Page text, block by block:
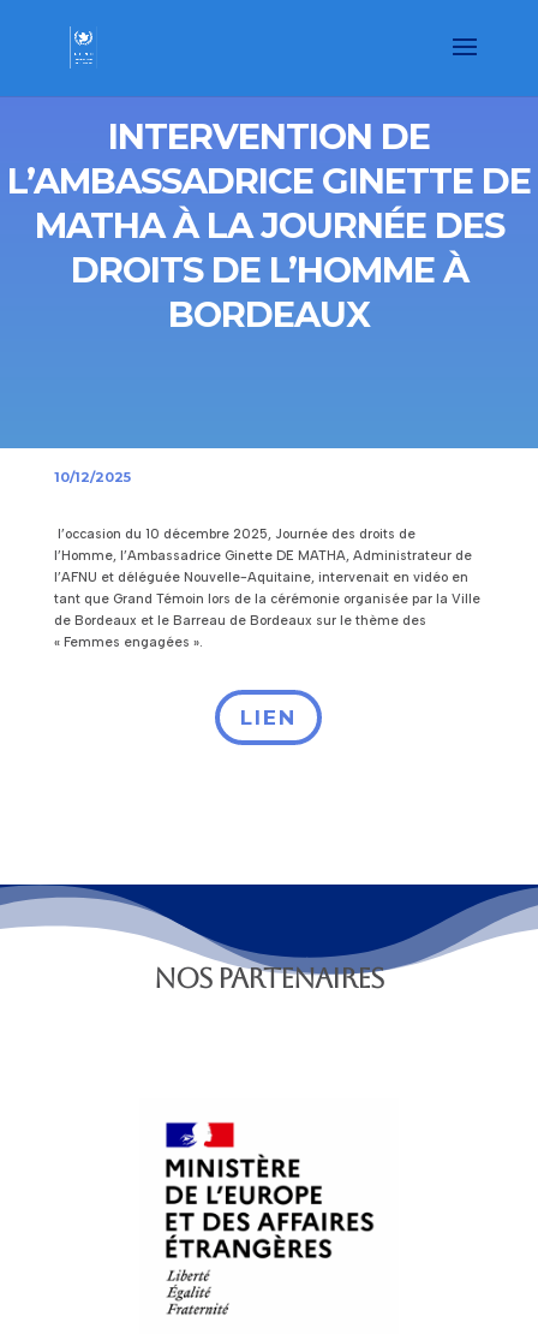
INTERVENTION DE
L’AMBASSADRICE GINETTE DE
MATHA À LA JOURNÉE DES
DROITS DE L’HOMME À
BORDEAUX
10/12/2025
l’occasion du 10 décembre 2025, Journée des droits de
l’Homme, l’Ambassadrice Ginette DE MATHA, Administrateur de
l’AFNU et déléguée Nouvelle-Aquitaine, intervenait en vidéo en
tant que Grand Témoin lors de la cérémonie organisée par la Ville
de Bordeaux et le Barreau de Bordeaux sur le thème des
« Femmes engagées ».
LIEN
NOS PARTENAIRES